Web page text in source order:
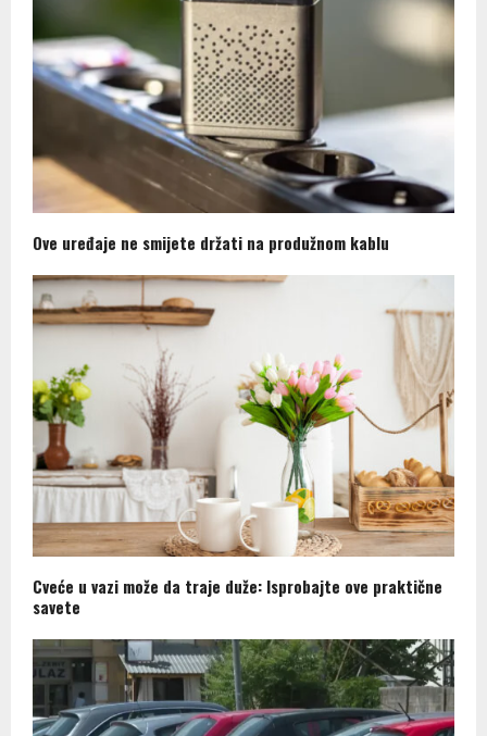
Ove uređaje ne smijete držati na produžnom kablu
Cveće u vazi može da traje duže: Isprobajte ove praktične
savete